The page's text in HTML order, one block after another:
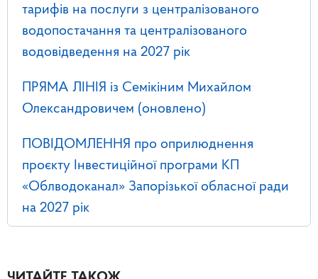
тарифів на послуги з централізованого
водопостачання та централізованого
водовідведення на 2027 рік
ПРЯМА ЛІНІЯ із Семікіним Михайлом
Олександровичем (оновлено)
ПОВІДОМЛЕННЯ про оприлюднення
проєкту Інвестиційної програми КП
«Облводоканал» Запорізької обласної ради
на 2027 рік